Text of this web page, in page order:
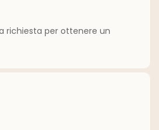
richiesta per ottenere un